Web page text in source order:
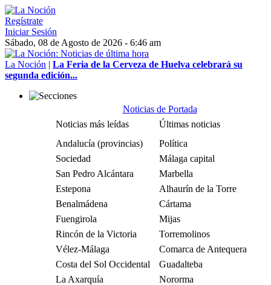
Regístrate
Iniciar Sesión
Sábado, 08 de Agosto de 2026 - 6:46 am
La Noción | La Feria de la Cerveza de Huelva celebrará su
segunda edición...
Noticias de Portada
Noticias más leídas
Últimas noticias
Andalucía (provincias)
Política
Sociedad
Málaga capital
San Pedro Alcántara
Marbella
Estepona
Alhaurín de la Torre
Benalmádena
Cártama
Fuengirola
Mijas
Rincón de la Victoria
Torremolinos
Vélez-Málaga
Comarca de Antequera
Costa del Sol Occidental
Guadalteba
La Axarquía
Nororma